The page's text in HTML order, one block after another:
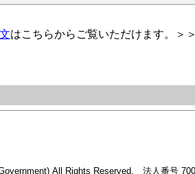
はこちらからご覧いただけます。＞
All Rights Reserved. 法人番号